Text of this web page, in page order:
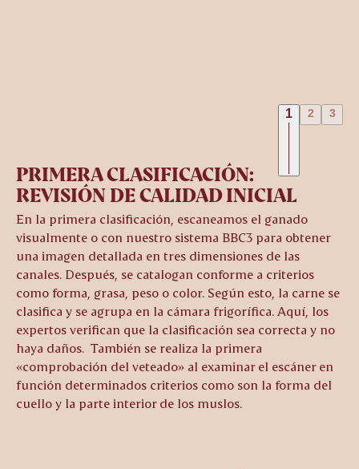
1 2 3
PRIMERA CLASIFICACIÓN:
REVISIÓN DE CALIDAD INICIAL
En la primera clasificación, escaneamos el ganado
visualmente o con nuestro sistema BBC3 para obtener
una imagen detallada en tres dimensiones de las
canales. Después, se catalogan conforme a criterios
como forma, grasa, peso o color. Según esto, la carne se
clasifica y se agrupa en la cámara frigorífica. Aquí, los
expertos verifican que la clasificación sea correcta y no
haya daños. También se realiza la primera
«comprobación del veteado» al examinar el escáner en
función determinados criterios como son la forma del
cuello y la parte interior de los muslos.